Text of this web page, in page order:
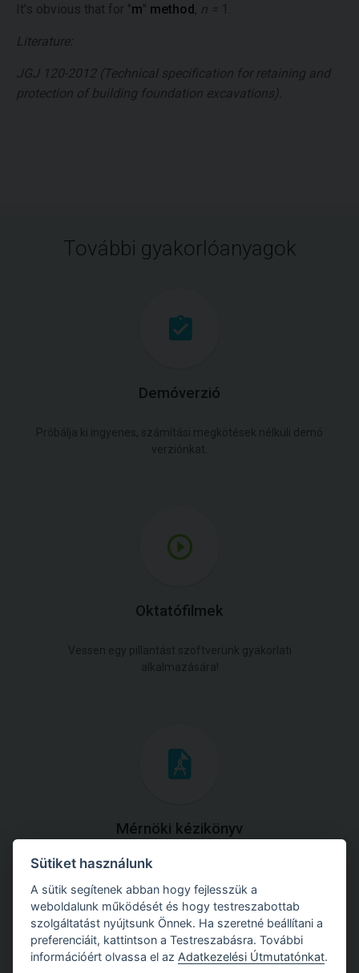
It’s obvious that for "m" method, n = 1.
Literature:
JGJ 120-2012 (Technical specification for retaining and
protection of building foundation excavations).
További gyakorlóanyagok
Demóverzió
Próbálja ki ingyenes, számítási megkötések nélküli demó
verziónkat.
Oktatófilmek
Vessen egy pillantást szoftverünk gyakorlati
alkalmazására!
Mérnöki kézikönyv
Töltse le útmutatónkat az összes elméleti anyaggal és
gyakorlati példával!
Sütiket használunk
A sütik segítenek abban hogy fejlesszük a
weboldalunk működését és hogy testreszabottab
szolgáltatást nyújtsunk Önnek. Ha szeretné beállítani a
preferenciáit, kattintson a Testreszabásra. További
információért olvassa el az Adatkezelési Útmutatónkat.